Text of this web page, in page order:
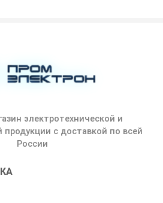
электротехнической и
продукции с доставкой по всей
России